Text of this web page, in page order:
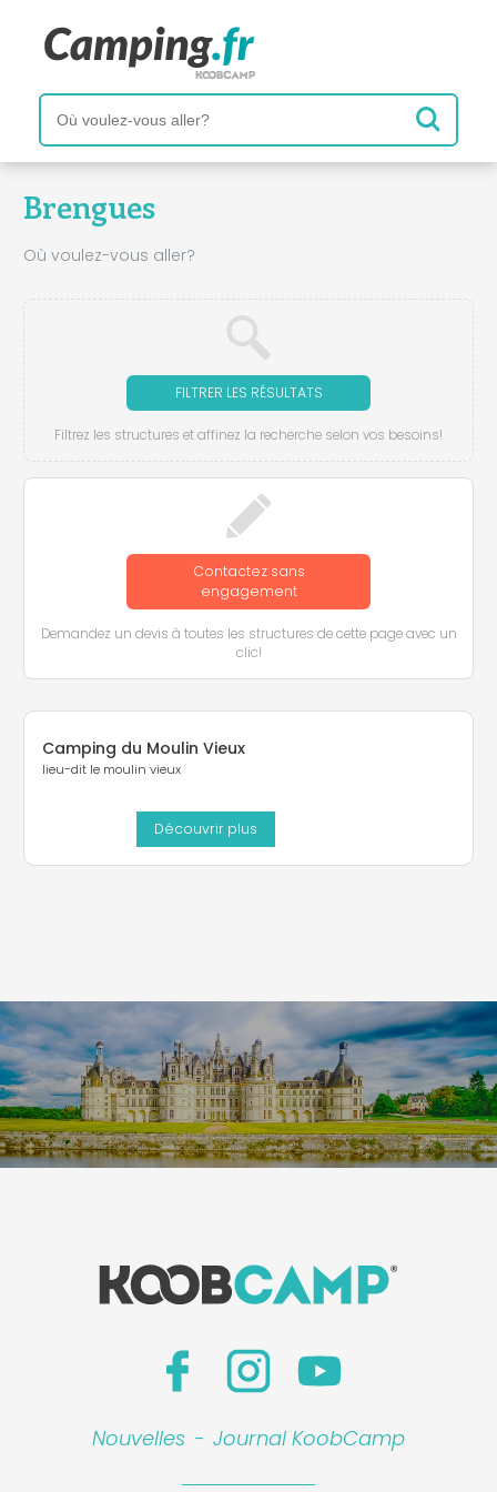
Brengues
Où voulez-vous aller?
FILTRER LES RÉSULTATS
Filtrez les structures et affinez la recherche selon vos besoins!
Contactez sans
engagement
Demandez un devis à toutes les structures de cette page avec un
clic!
Camping du Moulin Vieux
lieu-dit le moulin vieux
Découvrir plus
Nouvelles - Journal KoobCamp